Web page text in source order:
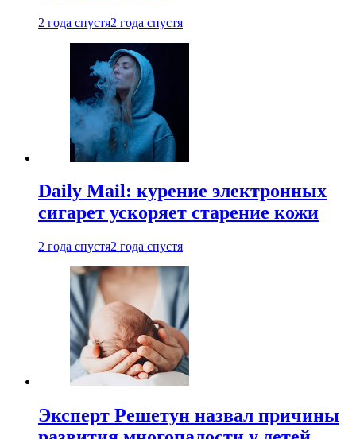
2 года спустя2 года спустя
Daily Mail: курение электронных
сигарет ускоряет старение кожи
2 года спустя2 года спустя
Эксперт Решетун назвал причины